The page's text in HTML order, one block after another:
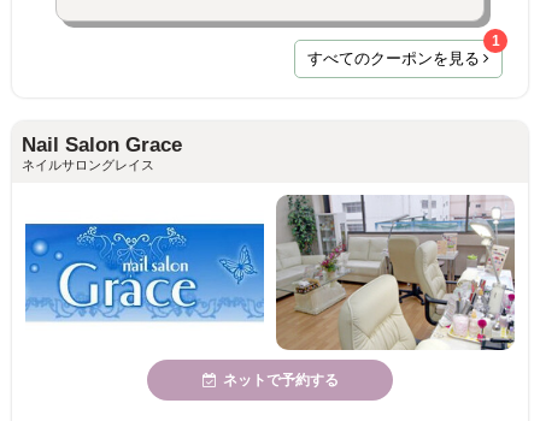
すべてのクーポンを見る
1
Nail Salon Grace
ネイルサロングレイス
ネットで予約する